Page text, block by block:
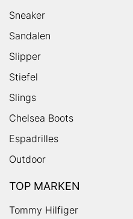
Sneaker
Sandalen
Slipper
Stiefel
Slings
Chelsea Boots
Espadrilles
Outdoor
TOP MARKEN
Tommy Hilfiger